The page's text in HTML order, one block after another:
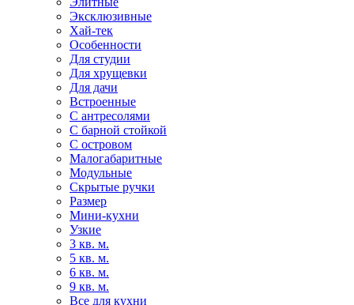
Эксклюзивные
Хай-тек
Особенности
Для студии
Для хрущевки
Для дачи
Встроенные
С антресолями
С барной стойкой
С островом
Малогабаритные
Модульные
Скрытые ручки
Размер
Мини-кухни
Узкие
3 кв. м.
5 кв. м.
6 кв. м.
9 кв. м.
Все для кухни